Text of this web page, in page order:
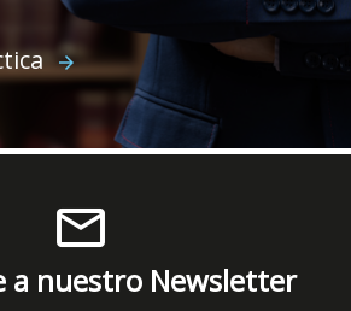
arrow_forward
mail_outline
a nuestro Newsletter